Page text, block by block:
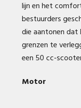
lijn en het
bestuurders
die aantonen
grenzen te
een 50 cc-
Motor